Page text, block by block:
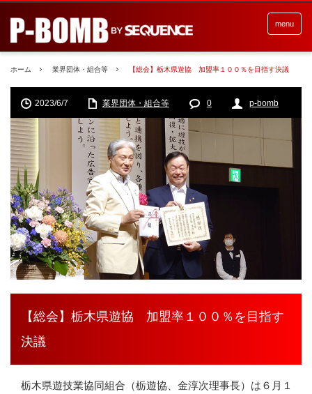
menu
ホーム 業界団体・組合等 【総会】栃木県遊協 加盟率１００％を目指す決議
2023/6/7 業界団体・組合等 0 p-bomb
【総会】栃木県遊協 加盟率１００％を目指す
決議
栃木県遊技業協同組合（栃遊協、金淳次理事長）は６月１